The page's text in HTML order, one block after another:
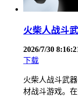
火柴人战斗
2026/7/30
下载
火柴人战斗武
材战斗游戏。